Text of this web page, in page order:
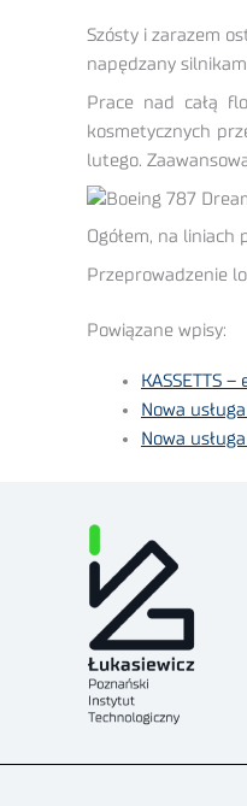
Szósty i zarazem
napędzany
Prace nad całą
kosmetycznych
lutego.
Ogółem, na liniach
Przeprowadzenie
Powiązane wpisy:
KASSETTS
Nowa
Nowa